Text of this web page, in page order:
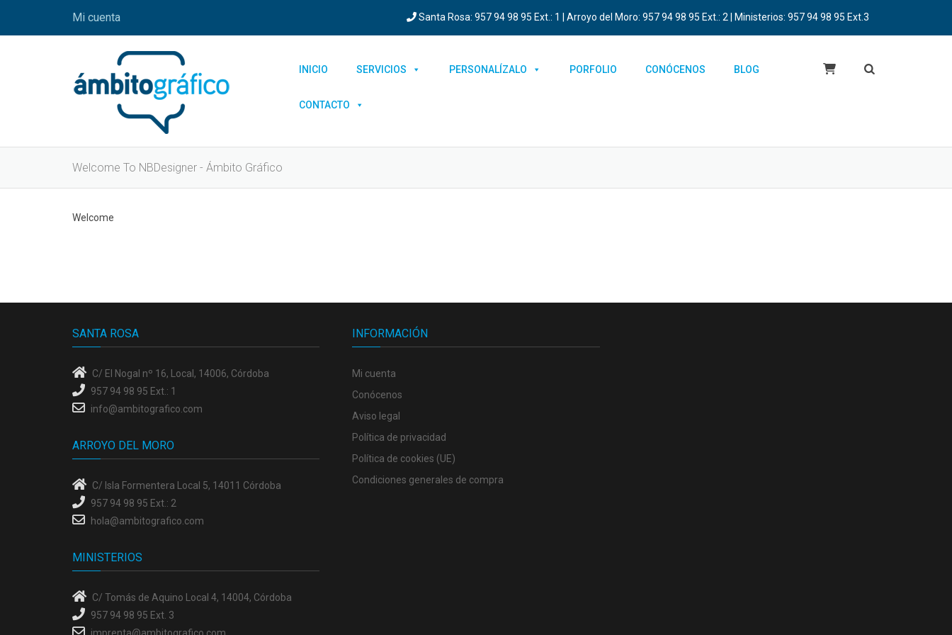
Mi cuenta Santa Rosa: 957 94 98 95 Ext.: 1 | Arroyo del Moro: 957 94 98 95 Ext.: 2 | Ministerios: 957 94 98 95 Ext.3
INICIO SERVICIOS PERSONALÍZALO PORFOLIO CONÓCENOS BLOG
CONTACTO
Welcome To NBDesigner - Ámbito Gráfico
Welcome
SANTA ROSA
C/ El Nogal nº 16, Local, 14006, Córdoba
957 94 98 95 Ext.: 1
info@ambitografico.com
ARROYO DEL MORO
C/ Isla Formentera Local 5, 14011 Córdoba
957 94 98 95 Ext.: 2
hola@ambitografico.com
MINISTERIOS
C/ Tomás de Aquino Local 4, 14004, Córdoba
957 94 98 95 Ext. 3
INFORMACIÓN
Mi cuenta
Conócenos
Aviso legal
Política de privacidad
Política de cookies (UE)
Condiciones generales de compra